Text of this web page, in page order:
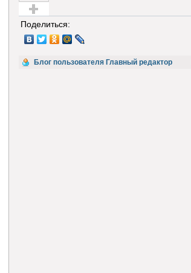
Голос за!
Поделиться:
Блог пользователя Главный редактор